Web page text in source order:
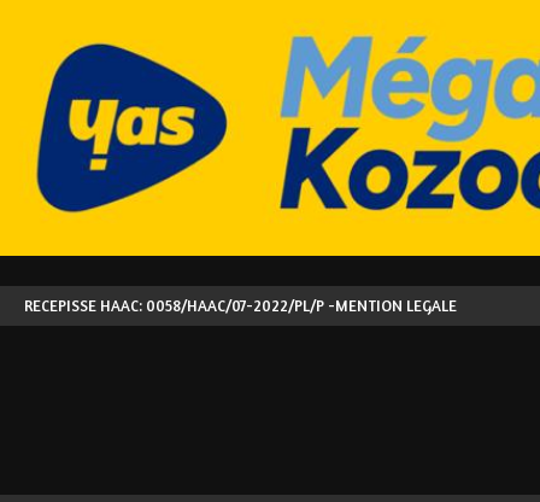
RECEPISSE HAAC: 0058/HAAC/07-2022/PL/P -MENTION LEGALE